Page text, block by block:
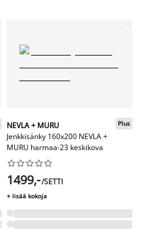
NEVLA + MURU
Jenkkisänky 160x200 NEVLA +
MURU harmaa-23 keskikova
Plus






1499,-/SETTI
+ lisää kokoja